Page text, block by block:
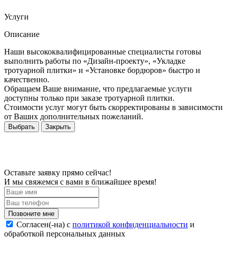
Услуги
Описание
Наши высококвалифицированные специалисты готовы
выполнить работы по «Дизайн-проекту», «Укладке
тротуарной плитки» и «Установке бордюров» быстро и
качественно.
Обращаем Ваше внимание, что предлагаемые услуги
доступны только при заказе тротуарной плитки.
Стоимости услуг могут быть скорректированы в зависимости
от Ваших дополнительных пожеланий.
Выбрать Закрыть
Оставьте заявку прямо сейчас!
И мы свяжемся с вами в ближайшее время!
Согласен(-на) c политикой конфиденциальности и
обработкой персональных данных